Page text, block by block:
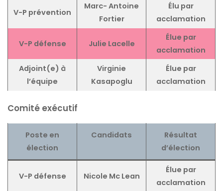
V-P prévention
Marc- Antoine
Fortier
Élu par
acclamation
V-P défense Julie Lacelle
Élue par
acclamation
Adjoint(e) à
l’équipe
Virginie
Kasapoglu
Élue par
acclamation
Comité exécutif
Poste en
élection
Candidats
Résultat
d’élection
V-P défense Nicole Mc Lean
Élue par
acclamation